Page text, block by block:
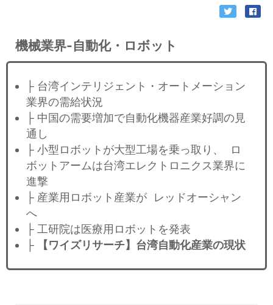
機械業界-自動化・ロボット
├ 台湾インテリジェント・オートメーション
業界の需給状況
├ 中国の需要増加で自動化機器産業好調の見
通し
├ 小型ロボットが大型工場を乗っ取り、 ロ
ボットアームは台湾エレクトロニクス業界に
進撃
├ 産業用ロボット産業が レッドオーシャン
へ
├ 工研院は医療用ロボットを発表
├
【ワイズリサーチ】台湾自動化産業の現状